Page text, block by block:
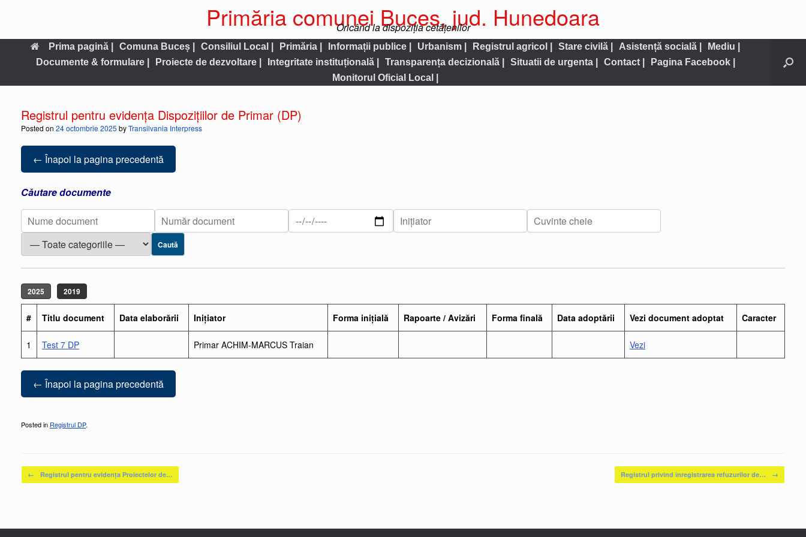
Primăria comunei Buces, jud. Hunedoara
Oricând la dispoziția cetățenilor
Prima pagină | Comuna Buceș | Consiliul Local | Primăria | Informații publice | Urbanism | Registrul agricol | Stare civilă | Asistență socială |
Mediu |
Documente & formulare |
Proiecte de dezvoltare | Integritate instituțională | Transparența decizională | Situatii de urgenta | Contact |
Pagina Facebook |
Monitorul Oficial Local |
Registrul pentru evidența Dispozițiilor de Primar (DP)
Posted on 24 octombrie 2025 byTransilvania Interpress
← Înapoi la pagina precedentă
Căutare documente
Caută
2025 2019
# Titlu document Data elaborării Inițiator Forma inițială Rapoarte / Avizări Forma finală Data adoptării Vezi document adoptat Caracter
1 Test 7 DP Primar ACHIM-MARCUS Traian Vezi
← Înapoi la pagina precedentă
Posted in Registrul DP.
Post navigation
← Registrul pentru evidenţa Proiectelor de… Registrul privind înregistrarea refuzurilor de… →